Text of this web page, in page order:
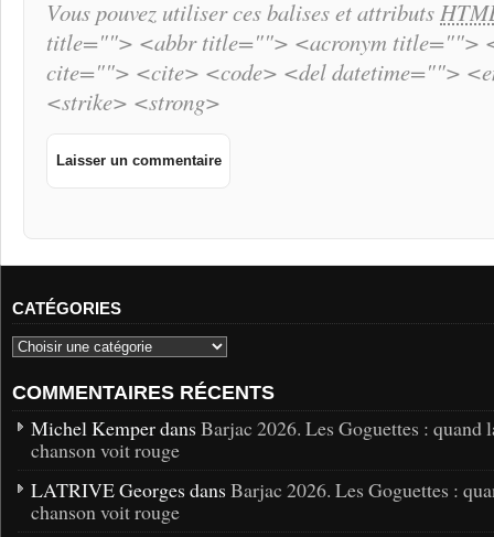
Vous pouvez utiliser ces balises et attributs
title=""> <abbr title=""> <acronym title="">
cite=""> <cite> <code> <del datetime="">
<strike> <strong>
CATÉGORIES
COMMENTAIRES RÉCENTS
Michel Kemper dans Barjac 2026. Les Goguettes : quand
chanson voit rouge
LATRIVE Georges dans Barjac 2026. Les Goguettes :
chanson voit rouge